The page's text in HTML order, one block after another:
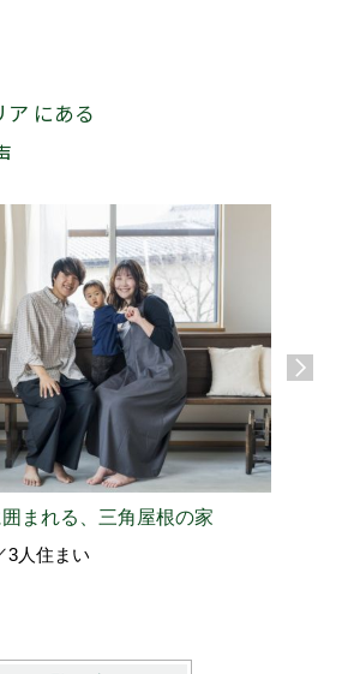
ア にある
まれる、三角屋根の家
3人住まい